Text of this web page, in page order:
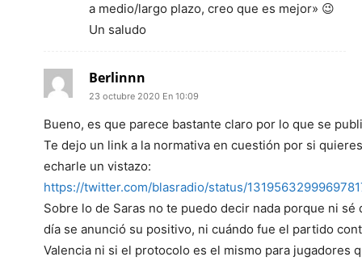
a medio/largo plazo, creo que es mejor» 😉
Un saludo
Berlinnn
23 octubre 2020 En 10:09
Bueno, es que parece bastante claro por lo que se
Te dejo un link a la normativa en cuestión por si quieres
echarle un vistazo:
https://twitter.com/blasradio/status/
Sobre lo de Saras no te puedo decir nada porque ni sé
día se anunció su positivo, ni cuándo fue el partido
Valencia ni si el protocolo es el mismo para jugadores